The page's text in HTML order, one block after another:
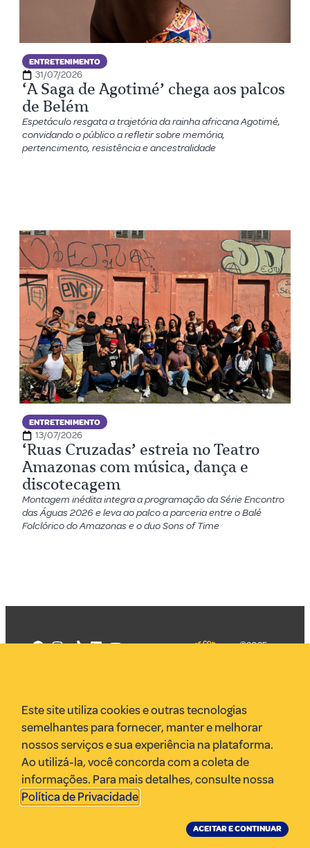
ENTRETENIMENTO
31/07/2026
‘A Saga de Agotimé’ chega aos palcos
de Belém
Espetáculo resgata a trajetória da rainha africana Agotimé,
convidando o público a refletir sobre memória,
pertencimento, resistência e ancestralidade
ENTRETENIMENTO
13/07/2026
‘Ruas Cruzadas’ estreia no Teatro
Amazonas com música, dança e
discotecagem
Montagem inédita integra a programação da Série Encontro
das Águas 2026 e leva ao palco a parceria entre o Balé
Folclórico do Amazonas e o duo Sons of Time
VR Assessoria
Parcerias
Envie uma pauta
Anuncie
©2025
Este site utiliza cookies e outras tecnologias
semelhantes para fornecer, manter e melhorar
nossos serviços e sua experiência na plataforma.
Ao utilizá-la, você concorda com a coleta de
informações. Para mais detalhes, consulte nossa
Política de Privacidade.
ACEITAR E CONTINUAR